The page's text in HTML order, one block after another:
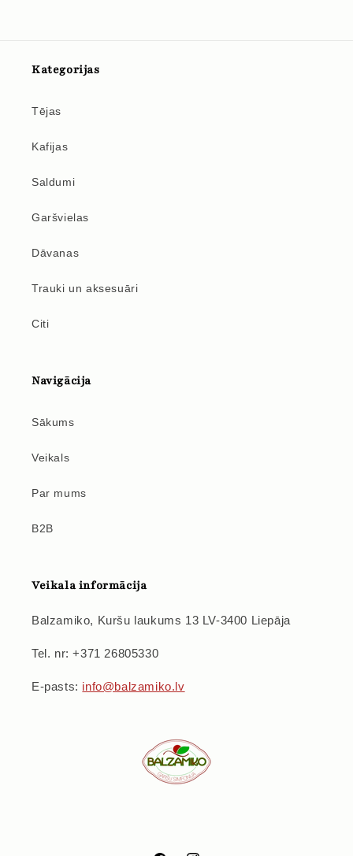
Kategorijas
Tējas
Kafijas
Saldumi
Garšvielas
Dāvanas
Trauki un aksesuāri
Citi
Navigācija
Sākums
Veikals
Par mums
B2B
Veikala informācija
Balzamiko, Kuršu laukums 13 LV-3400 Liepāja
Tel. nr: +371 26805330
E-pasts: info@balzamiko.lv